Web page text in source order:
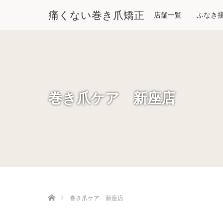
痛くない巻き爪矯正 店舗一覧 ふなき
巻き爪ケア 新座店
巻き爪ケア 新座店